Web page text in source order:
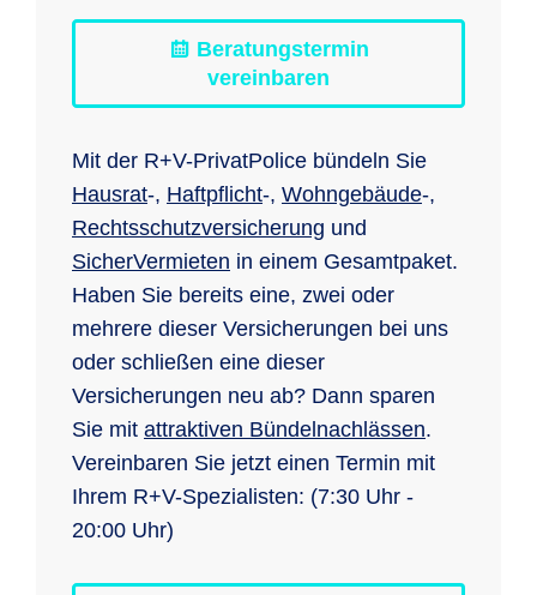
Beratungstermin
vereinbaren
Mit der R+V-PrivatPolice bündeln Sie
Hausrat-, Haftpflicht-, Wohngebäude-,
Rechtsschutzversicherung und
SicherVermieten in einem Gesamtpaket.
Haben Sie bereits eine, zwei oder
mehrere dieser Versicherungen bei uns
oder schließen eine dieser
Versicherungen neu ab? Dann sparen
Sie mit attraktiven Bündelnachlässen.
Vereinbaren Sie jetzt einen Termin mit
Ihrem R+V-Spezialisten: (7:30 Uhr -
20:00 Uhr)